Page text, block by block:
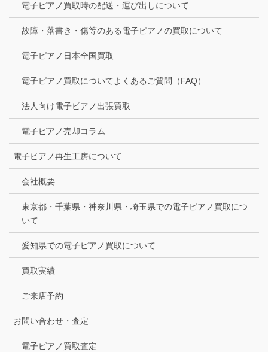
電子ピアノ買取時の配送・運び出しについて
故障・落書き・傷等のある電子ピアノの買取について
電子ピアノ日本全国買取
電子ピアノ買取についてよくあるご質問（FAQ）
法人向け電子ピアノ出張買取
電子ピアノ売却コラム
電子ピアノ再生工房について
会社概要
東京都・千葉県・神奈川県・埼玉県での電子ピアノ買取につ
いて
愛知県での電子ピアノ買取について
買取実績
ご来店予約
お問い合わせ・査定
電子ピアノ買取査定